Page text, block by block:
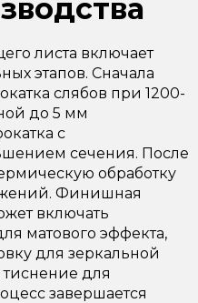
листа включает
этапов. Сначала
слябов при 1200-
до 5 мм
с
сечения. После
обработку
Финишная
включать
матового эффекта,
для зеркальной
для
завершается